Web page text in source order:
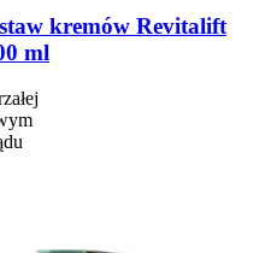
kremów Revitalift
ml